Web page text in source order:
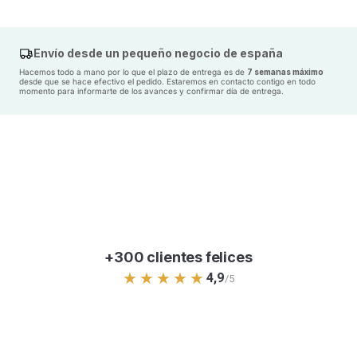
patas se envían por separado, pero no te preocupes, el
tablero te guiarán para fijarlas con un destornillador de
Envío desde un pequeño negocio de españa
Hacemos todo a mano por lo que el plazo de entrega es de 7 semanas máximo
desde que se hace efectivo el pedido. Estaremos en contacto contigo en todo
momento para informarte de los avances y confirmar día de entrega.
+300 clientes felices
★★★★★ 4,9/5